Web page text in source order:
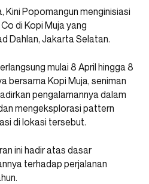
Kini Popomangun menginisiasi
di Kopi Muja yang
Dahlan, Jakarta Selatan.
mulai 8 April hingga 8
bersama Kopi Muja, seniman
pengalamannya dalam
mengeksplorasi pattern
di lokasi tersebut.
ini hadir atas dasar
terhadap perjalanan